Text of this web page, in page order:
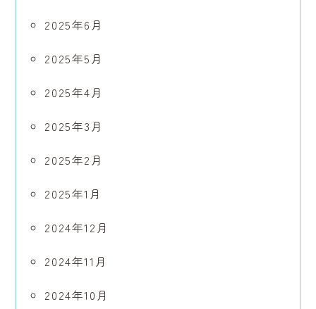
2025年6月
2025年5月
2025年4月
2025年3月
2025年2月
2025年1月
2024年12月
2024年11月
2024年10月